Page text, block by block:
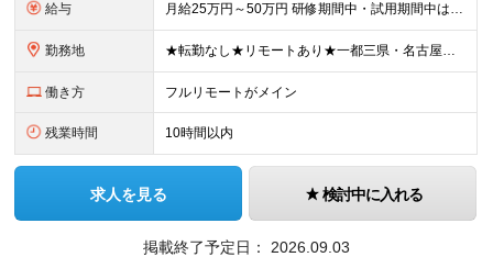
給与 月給25万円～50万円 研修期間中・試用期間中は給与が異なります。 >>研修期間中（入社6ヶ月後）の給与 一律：月給21万円～50万円 >>試用期間中（6ヶ月）の給与 関東：月給21万円～ 関西
勤務地 ★転勤なし★リモートあり★一都三県・名古屋・関西・九州 ◎案件によって ┗完全在宅勤務（フルリモート）も可能！ ┗希望に応じて幅広い働き方やプランが選べます！ ◆本社または一都三県 （東京都・
働き方 フルリモートがメイン
残業時間 10時間以内
求人を見る 検討中に入れる
掲載終了予定日： 2026.09.03